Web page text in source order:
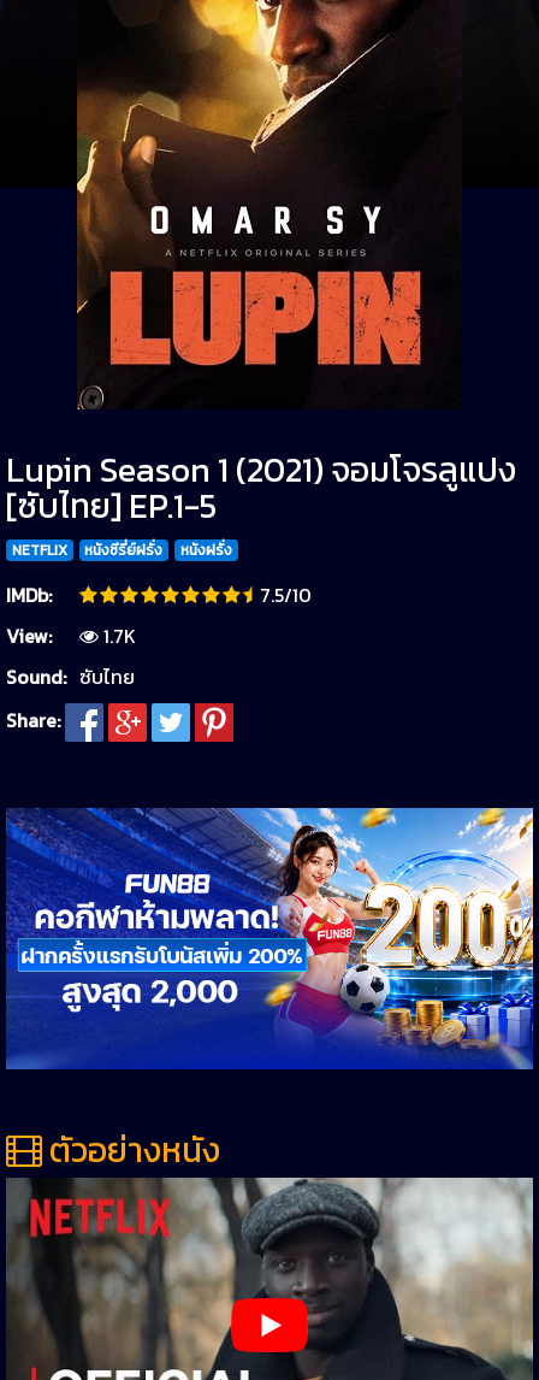
Lupin Season 1 (2021) จอมโจรลูแปง
[ซับไทย] EP.1-5
NETFLIX หนังซีรี่ย์ฝรั่ง หนังฝรั่ง
IMDb:
7.5/10
View:
1.7K
Sound: ซับไทย
Share:
ตัวอย่างหนัง